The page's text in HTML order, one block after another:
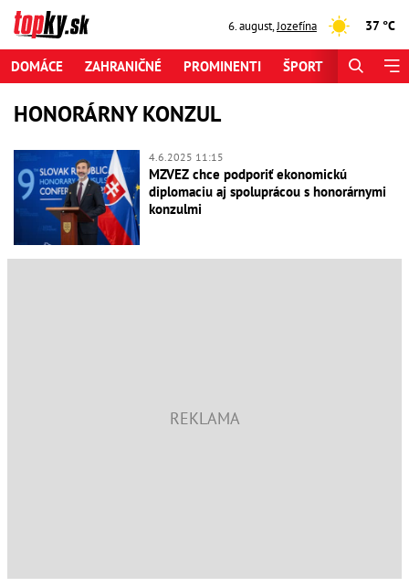
6. august,Jozefína 37 °C
DOMÁCE ZAHRANIČNÉ PROMINENTI ŠPORT
HONORÁRNY KONZUL
4.6.2025 11:15
MZVEZ chce podporiť ekonomickú
diplomaciu aj spoluprácou s honorárnymi
konzulmi